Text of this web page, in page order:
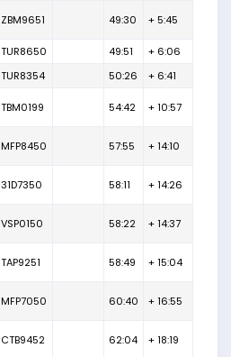
ZBM9651 49:30 + 5:45
TUR8650 49:51
+ 6:06
TUR8354 50:26 + 6:41
TBM0199 54:42 + 10:57
MFP8450 57:55 + 14:10
31D7350 58:11 + 14:26
VSP0150 58:22 + 14:37
TAP9251 58:49 + 15:04
MFP7050 60:40 + 16:55
CTB9452 62:04 + 18:19